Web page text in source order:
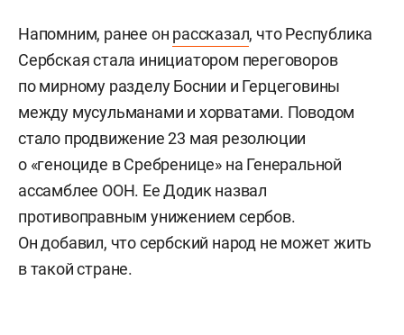
Напомним, ранее он рассказал, что Республика
Сербская стала инициатором переговоров
по мирному разделу Боснии и Герцеговины
между мусульманами и хорватами. Поводом
стало продвижение 23 мая резолюции
о «геноциде в Сребренице» на Генеральной
ассамблее ООН. Ее Додик назвал
противоправным унижением сербов.
Он добавил, что сербский народ не может жить
в такой стране.